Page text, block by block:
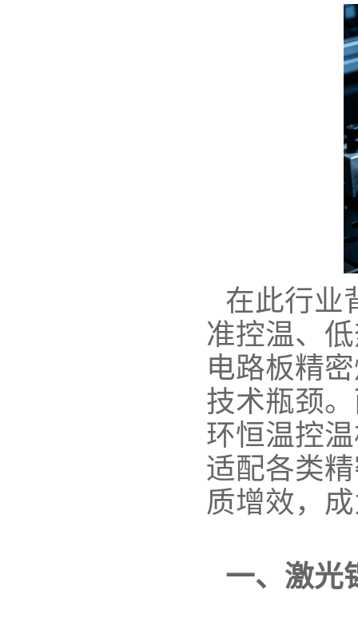
在此行业
准控温、
电路板精
技术瓶颈
环恒温控
适配各类
质增效，
一、激光